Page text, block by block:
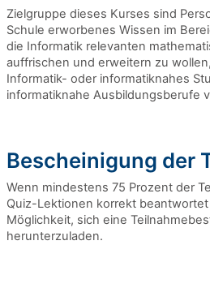
Zielgruppe dieses Kurses sind
Schule erworbenes Wissen im
die Informatik relevanten
auffrischen und erweitern zu
Informatik- oder informatiknahes
informatiknahe Ausbildungsberufe
Bescheinigung der
Wenn mindestens 75 Prozent der
Quiz-Lektionen korrekt
Möglichkeit, sich eine
herunterzuladen.